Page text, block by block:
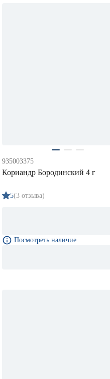
935003375
Кориандр Бородинский 4 г
5(3 отзыва)
Посмотреть наличие